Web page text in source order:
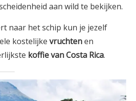
aan wild te bekijken.
naar het schip kun je jezelf
kostelijke vruchtenen
koffie van Costa Rica.